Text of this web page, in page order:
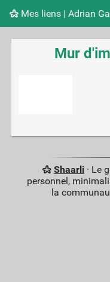
Mes liens | Adrian
Nuage de tags
Mur
Shaarli· Le
personnel,
la